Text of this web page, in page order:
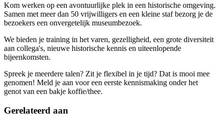
Kom werken op een avontuurlijke plek in een historische omgeving.
Samen met meer dan 50 vrijwilligers en een kleine staf bezorg je de
bezoekers een onvergetelijk museumbezoek.
We bieden je training in het varen, gezelligheid, een grote diversiteit
aan collega's, nieuwe historische kennis en uiteenlopende
bijeenkomsten.
Spreek je meerdere talen? Zit je flexibel in je tijd? Dat is mooi mee
genomen! Meld je aan voor een eerste kennismaking onder het
genot van een bakje koffie/thee.
Gerelateerd aan